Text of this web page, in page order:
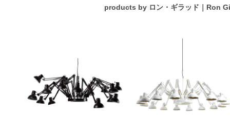
products by ロン・ギラッド｜Ron